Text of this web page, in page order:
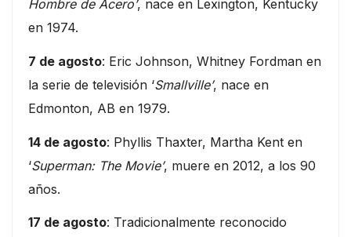
Hombre de Acero’, nace en Lexington, Kentucky
en 1974.
7 de agosto: Eric Johnson, Whitney Fordman en
la serie de televisión ‘Smallville’, nace en
Edmonton, AB en 1979.
14 de agosto: Phyllis Thaxter, Martha Kent en
‘Superman: The Movie’, muere en 2012, a los 90
años.
17 de agosto: Tradicionalmente reconocido